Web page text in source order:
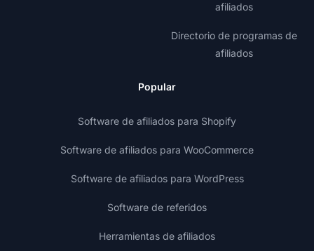
afiliados
Directorio de programas de
afiliados
Popular
Software de afiliados para Shopify
Software de afiliados para WooCommerce
Software de afiliados para WordPress
Software de referidos
Herramientas de afiliados